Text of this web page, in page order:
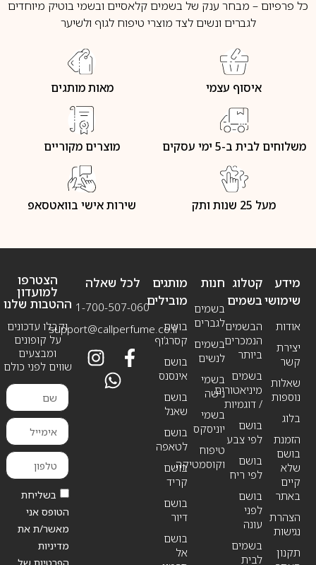
כל פרפיום – מבחר ענק של בשמים קלאסיים ובשמי בוטיק מיוחדים
לגברים ונשים לצד מוצרי טיפוח לגוף ולשיער
איסוף עצמי מאות מותגים
משלוחים לבית ב-5 ימי עסקים מוצרים מקוריים
מעל 25 שנות ותק שירות אישי בוואטסאפ
מידע
שימושי
אודות
יצירת
קשר
שאלות
נוספות
בלוג
הזמנת
בושם
שלא
קיים
באתר
הצהרת
נגישות
תקנון
חנות
בשמים
לגברים
בשמים
לנשים
בשמי
נישה
בשמי
יוניסקס
טיפוח
וקוסמטיקה
קטלוג
בשמים
הבשמים
הנמכרים
ביותר
בשמים
מיניאטורים
/ דוגמיות
בושם
לפי צבע
בושם
לפי ריח
בושם
לפני
עונה
בשמים
לבית
מותגים
מובילים
בושם
קסרג’וף
בושם
אינסנס
בושם
שאנל
בושם
לטאפה
בושם
קריד
בושם
דיור
בושם
אל
לכל שאלה
1-700-507-060
support@callperfume.co.il
הצטרפו
למועדון
ההטבות שלנו
וקבלו עדכונים
על קופונים
ומבצעים
שווים לפני כולם
בשליחת
הטופס אני
מאשר/ת את
מדיניות